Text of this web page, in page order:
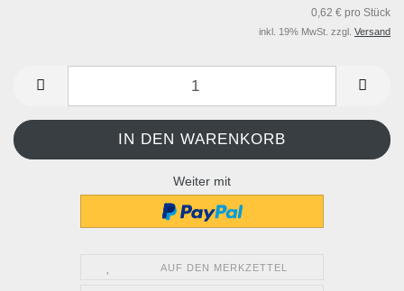
0,62 € pro Stück
inkl. 19% MwSt. zzgl. Versand
Weiter mit
AUF DEN MERKZETTEL